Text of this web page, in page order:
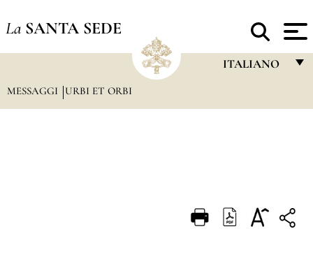
La SANTA SEDE
ITALIANO
DEUTSCH
MESSAGGI URBI ET ORBI